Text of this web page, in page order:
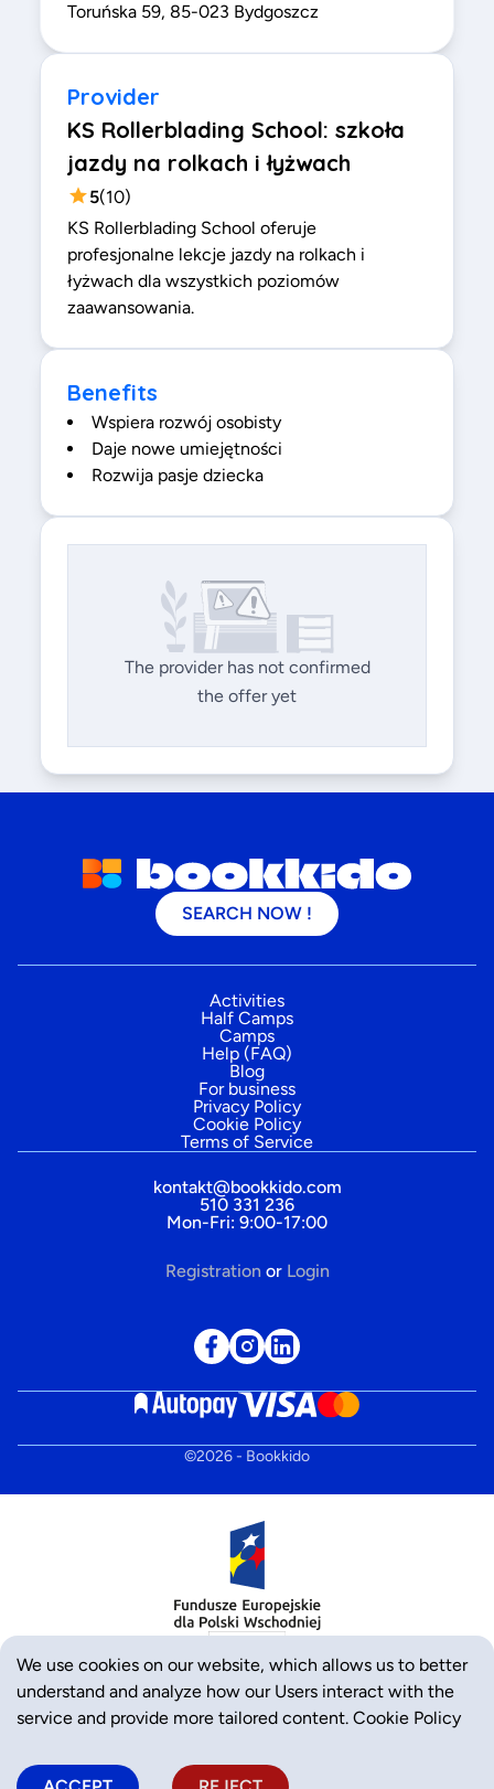
Toruńska 59, 85-023 Bydgoszcz
Provider
KS Rollerblading School: szkoła
jazdy na rolkach i łyżwach
5(10)
KS Rollerblading School oferuje
profesjonalne lekcje jazdy na rolkach i
łyżwach dla wszystkich poziomów
zaawansowania.
Benefits
Wspiera rozwój osobisty
Daje nowe umiejętności
Rozwija pasje dziecka
The provider has not confirmed
the offer yet
SEARCH NOW !
Activities
Half Camps
Camps
Help (FAQ)
Blog
For business
Privacy Policy
Cookie Policy
Terms of Service
kontakt@bookkido.com
510 331 236
Mon-Fri: 9:00-17:00
Registration or Login
©2026- Bookkido
We use cookies on our website, which allows us to better
understand and analyze how our Users interact with the
service and provide more tailored content. Cookie Policy